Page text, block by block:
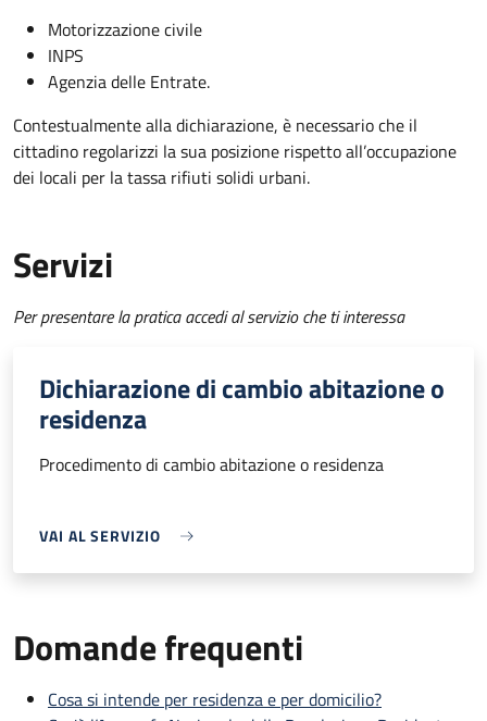
Motorizzazione civile
INPS
Agenzia delle Entrate.
Contestualmente alla dichiarazione, è necessario che il
cittadino regolarizzi la sua posizione rispetto all’occupazione
dei locali per la tassa rifiuti solidi urbani.
Servizi
Per presentare la pratica accedi al servizio che ti interessa
Dichiarazione di cambio abitazione o
residenza
Procedimento di cambio abitazione o residenza
VAI AL SERVIZIO
Domande frequenti
Cosa si intende per residenza e per domicilio?